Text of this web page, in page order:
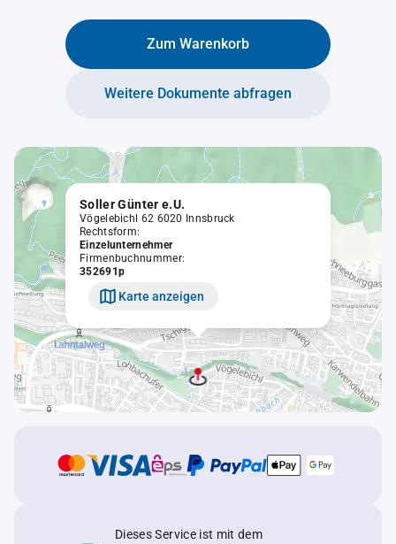
Zum Warenkorb
Weitere Dokumente abfragen
Soller Günter e.U.
Vögelebichl 62 6020 Innsbruck
Rechtsform:
Einzelunternehmer
Firmenbuchnummer:
352691p
Karte anzeigen
Dieses Service ist mit dem